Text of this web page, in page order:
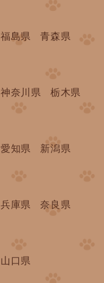
福島県
青森県
神奈川県
栃木県
愛知県
新潟県
兵庫県
奈良県
山口県